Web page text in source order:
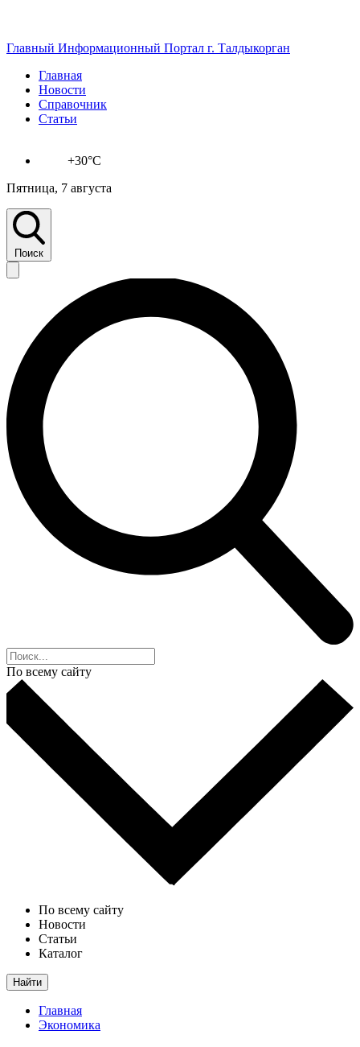
Главный Информационный Портал г. Талдыкорган
Главная
Новости
Справочник
Статьи
+30°C
Пятница, 7 августа
Поиск
По всему сайту
По всему сайту
Новости
Статьи
Каталог
Найти
Главная
Экономика